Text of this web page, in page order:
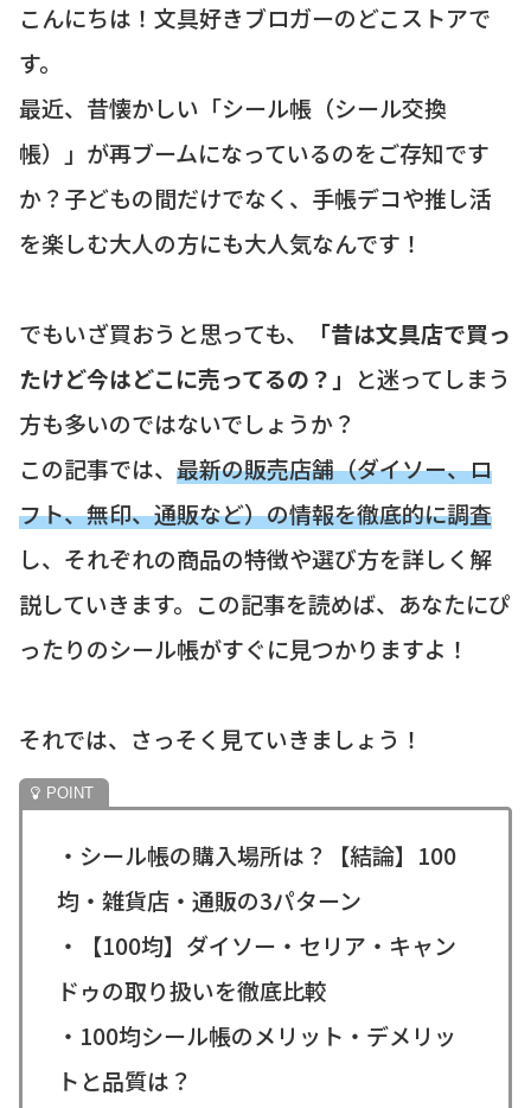
こんにちは！文具好きブロガーのどこストアで
す。
最近、昔懐かしい「シール帳（シール交換
帳）」が再ブームになっているのをご存知です
か？子どもの間だけでなく、手帳デコや推し活
を楽しむ大人の方にも大人気なんです！
でもいざ買おうと思っても、
「昔は文具店で買っ
たけど今はどこに売ってるの？」 と迷ってしまう
方も多いのではないでしょうか？
この記事では、 最新の販売店舗（ダイソー、ロ
フト、無印、通販など）の情報を徹底的に調査
し、それぞれの商品の特徴や選び方を詳しく解
説していきます。この記事を読めば、あなたにぴ
ったりのシール帳がすぐに見つかりますよ！
それでは、さっそく見ていきましょう！
・シール帳の購入場所は？【結論】100
均・雑貨店・通販の3パターン
・【100均】ダイソー・セリア・キャン
ドゥの取り扱いを徹底比較
・100均シール帳のメリット・デメリッ
トと品質は？